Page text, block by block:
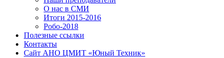
О нас в СМИ
Итоги 2015-2016
Робо-2018
Полезные ссылки
Контакты
Сайт АНО ЦМИТ «Юный Техник»